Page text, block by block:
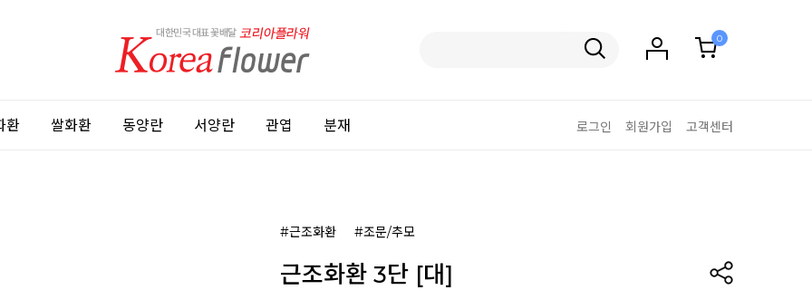
0
환 쌀화환 동양란 서양란 관엽 분재 로그인 회원가입 고객센터
#근조화환 #조문/추모
근조화환 3단 [대]